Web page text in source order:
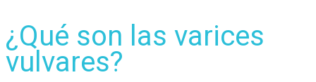
¿Qué son las varices
vulvares?